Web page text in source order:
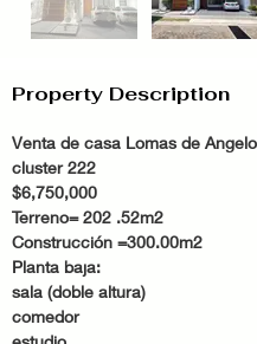
Property Description
Venta de casa Lomas de
cluster 222
$6,750,000
Terreno= 202 .52m2
Construcción =300.00m2
Planta baja:
sala (doble altura)
comedor